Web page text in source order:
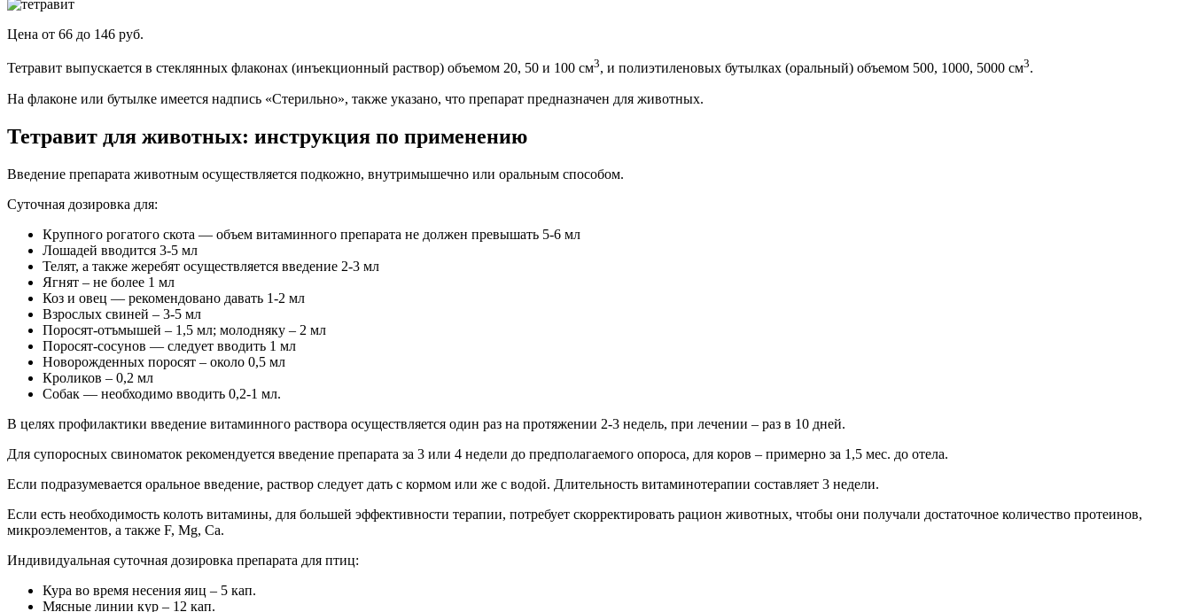
Цена от 66 до 146 руб.
Тетравит выпускается в стеклянных флаконах (инъекционный раствор) объемом 20, 50 и 100 см3, и полиэтиленовых бутылках (оральный) объемом 500, 1000, 5000 см3.
На флаконе или бутылке имеется надпись «Стерильно», также указано, что препарат предназначен для животных.
Тетравит для животных: инструкция по применению
Введение препарата животным осуществляется подкожно, внутримышечно или оральным способом.
Суточная дозировка для:
Крупного рогатого скота — объем витаминного препарата не должен превышать 5-6 мл
Лошадей вводится 3-5 мл
Телят, а также жеребят осуществляется введение 2-3 мл
Ягнят – не более 1 мл
Коз и овец — рекомендовано давать 1-2 мл
Взрослых свиней – 3-5 мл
Поросят-отъмышей – 1,5 мл; молодняку – 2 мл
Поросят-сосунов — следует вводить 1 мл
Новорожденных поросят – около 0,5 мл
Кроликов – 0,2 мл
Собак — необходимо вводить 0,2-1 мл.
В целях профилактики введение витаминного раствора осуществляется один раз на протяжении 2-3 недель, при лечении – раз в 10 дней.
Для супоросных свиноматок рекомендуется введение препарата за 3 или 4 недели до предполагаемого опороса, для коров – примерно за 1,5 мес. до отела.
Если подразумевается оральное введение, раствор следует дать с кормом или же с водой. Длительность витаминотерапии составляет 3 недели.
Если есть необходимость колоть витамины, для большей эффективности терапии, потребует скорректировать рацион животных, чтобы они получали достаточное количество протеинов,
микроэлементов, а также F, Mg, Ca.
Индивидуальная суточная дозировка препарата для птиц:
Кура во время несения яиц – 5 кап.
Мясные линии кур – 12 кап.